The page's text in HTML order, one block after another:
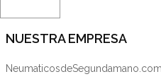
NUESTRA EMPRESA